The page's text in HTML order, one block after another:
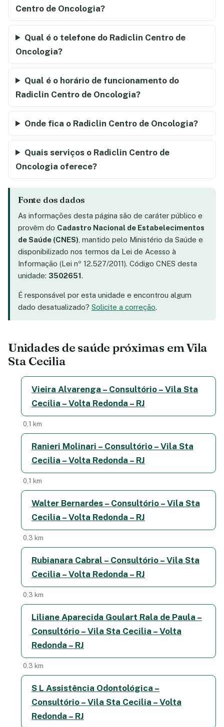
Centro de Oncologia?
Qual é o telefone do Radiclin Centro de
Oncologia?
Qual é o horário de funcionamento do
Radiclin Centro de Oncologia?
Onde fica o Radiclin Centro de Oncologia?
Quais serviços o Radiclin Centro de
Oncologia oferece?
Fonte dos dados
As informações desta página são de caráter público e
provêm do Cadastro Nacional de Estabelecimentos
de Saúde (CNES) , mantido pelo Ministério da Saúde e
disponibilizado nos termos da Lei de Acesso à
Informação (Lei nº 12.527/2011). Código CNES desta
unidade: 3502651.
É responsável por esta unidade e encontrou algum
dado desatualizado? Solicite a correção.
Unidades de saúde próximas em Vila
Sta Cecilia
Vieira Alvarenga – Consultório – Vila Sta
Cecilia – Volta Redonda – RJ
0,1 km
Ranieri Molinari – Consultório – Vila Sta
Cecilia – Volta Redonda – RJ
0,1 km
Walter Bernardes – Consultório – Vila Sta
Cecilia – Volta Redonda – RJ
0,3 km
Rubianara Cabral – Consultório – Vila Sta
Cecilia – Volta Redonda – RJ
0,3 km
Liliane Aparecida Goulart Rala de Paula –
Consultório – Vila Sta Cecilia – Volta
Redonda – RJ
0,3 km
S L Assistência Odontológica –
Consultório – Vila Sta Cecilia – Volta
Redonda – RJ